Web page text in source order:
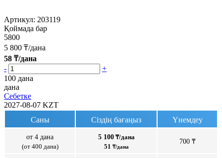
Артикул: 203119
Қоймада бар
5800
5 800 ₸/дана
58 ₸/дана
-
+
100 дана
дана
Себетке
2027-08-07 KZT
Саны
Сіздің бағаңыз Үнемдеу
от 4 дана
(от 400 дана)
5 100₸/дана
51 ₸/дана
700 ₸